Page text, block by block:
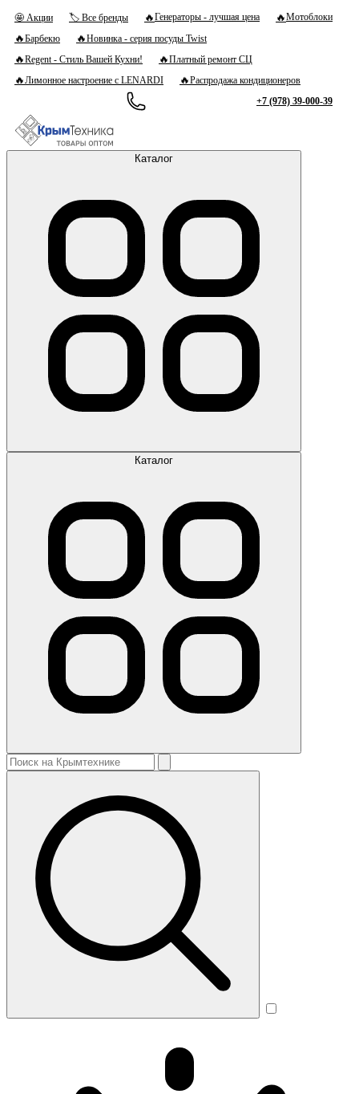
🤩 Акции 🏷 Все бренды 🔥Генераторы - лучшая цена 🔥Мотоблоки
🔥Барбекю 🔥Новинка - серия посуды Twist
🔥Regent - Стиль Вашей Кухни! 🔥Платный ремонт СЦ
🔥Лимонное настроение с LENARDI 🔥Распродажа кондиционеров
+7 (978) 39-000-39